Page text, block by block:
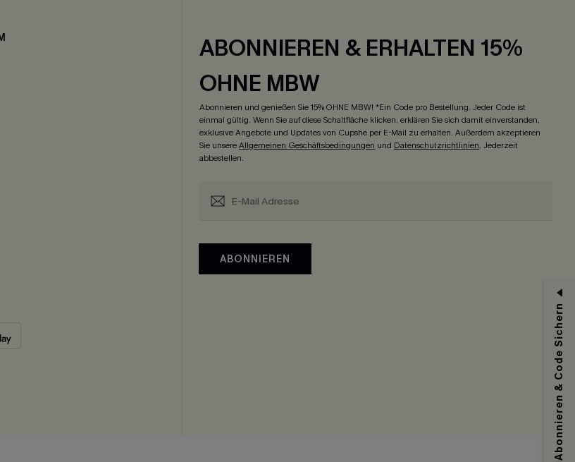
ABONNIEREN & ERHALTEN 15%
OHNE MBW
Abonnieren und genießen Sie 15% OHNE MBW! *Ein Code pro Bestellung. Jeder Code ist
einmal gültig. Wenn Sie auf diese Schaltfläche klicken, erklären Sie sich damit einverstanden,
exklusive Angebote und Updates von Cupshe per E-Mail zu erhalten. Außerdem akzeptieren
Sie unsereAllgemeinen Geschäftsbedingungen und Datenschutzrichtlinien. Jederzeit
abbestellen.
ABONNIEREN
Abonnieren & Code Sichern